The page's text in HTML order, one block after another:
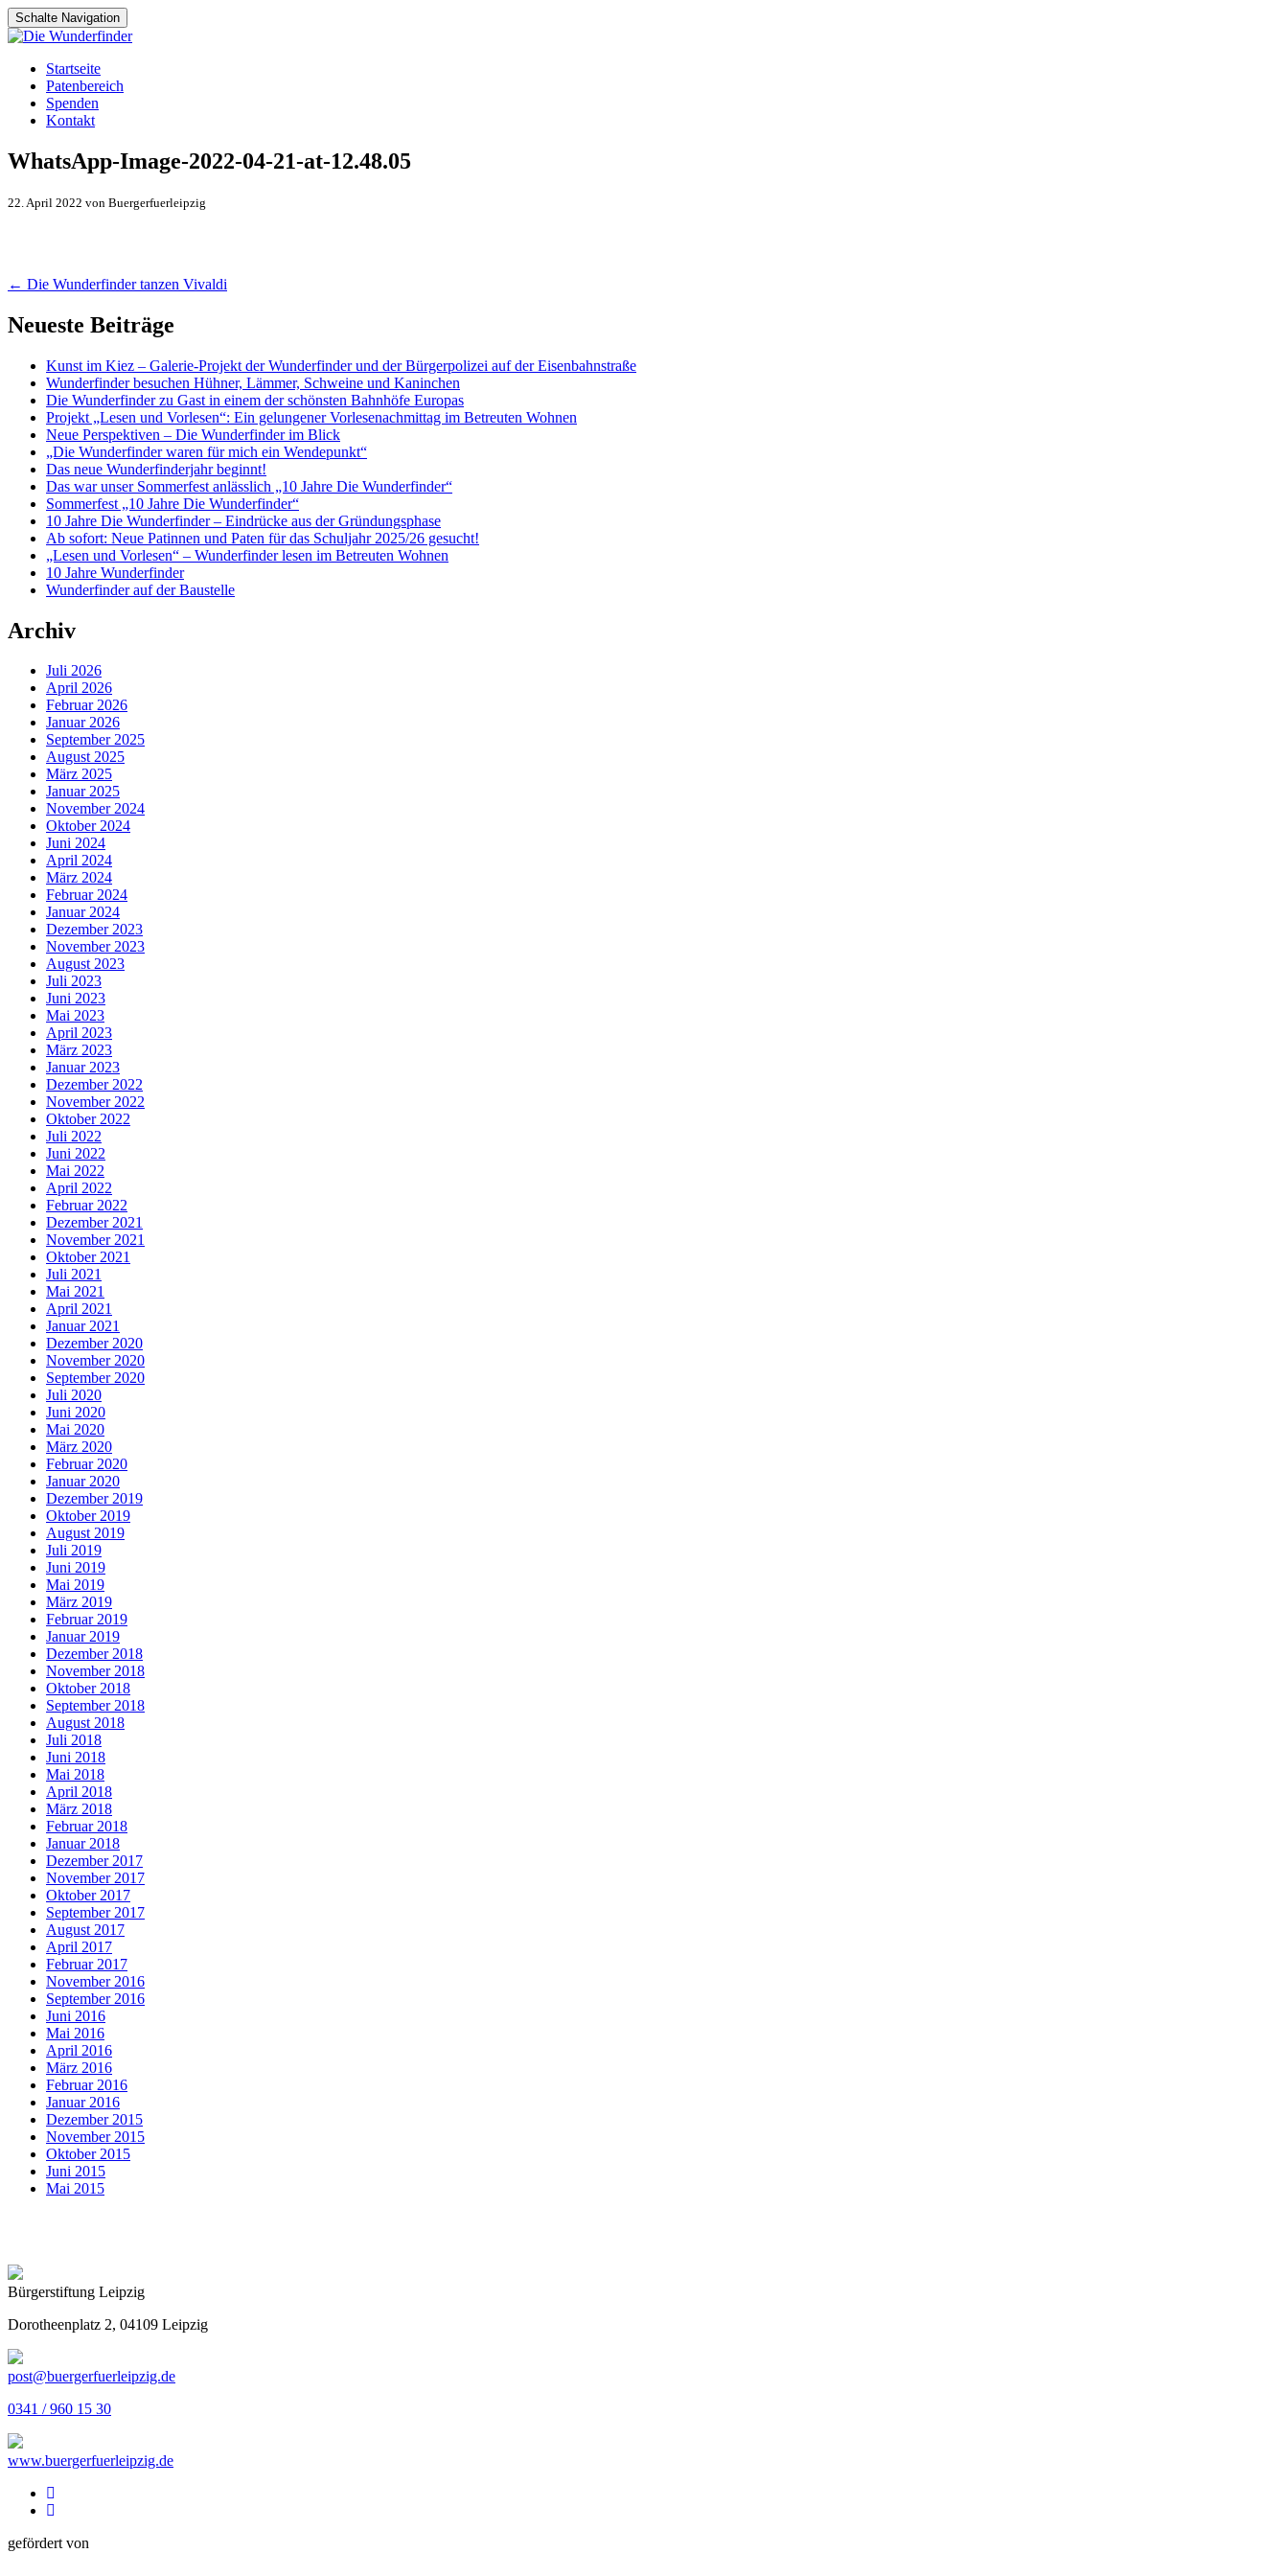
Schalte Navigation
Zum
Inhalt
springen
Startseite
Patenbereich
Spenden
Kontakt
WhatsApp-Image-2022-04-21-at-12.48.05
22. April 2022 von Buergerfuerleipzig
Artikel-
Navigation
← Die Wunderfinder tanzen Vivaldi
Neueste Beiträge
Kunst im Kiez – Galerie-Projekt der Wunderfinder und der Bürgerpolizei auf der Eisenbahnstraße
Wunderfinder besuchen Hühner, Lämmer, Schweine und Kaninchen
Die Wunderfinder zu Gast in einem der schönsten Bahnhöfe Europas
Projekt „Lesen und Vorlesen“: Ein gelungener Vorlesenachmittag im Betreuten Wohnen
Neue Perspektiven – Die Wunderfinder im Blick
„Die Wunderfinder waren für mich ein Wendepunkt“
Das neue Wunderfinderjahr beginnt!
Das war unser Sommerfest anlässlich „10 Jahre Die Wunderfinder“
Sommerfest „10 Jahre Die Wunderfinder“
10 Jahre Die Wunderfinder – Eindrücke aus der Gründungsphase
Ab sofort: Neue Patinnen und Paten für das Schuljahr 2025/26 gesucht!
„Lesen und Vorlesen“ – Wunderfinder lesen im Betreuten Wohnen
10 Jahre Wunderfinder
Wunderfinder auf der Baustelle
Archiv
Juli 2026
April 2026
Februar 2026
Januar 2026
September 2025
August 2025
März 2025
Januar 2025
November 2024
Oktober 2024
Juni 2024
April 2024
März 2024
Februar 2024
Januar 2024
Dezember 2023
November 2023
August 2023
Juli 2023
Juni 2023
Mai 2023
April 2023
März 2023
Januar 2023
Dezember 2022
November 2022
Oktober 2022
Juli 2022
Juni 2022
Mai 2022
April 2022
Februar 2022
Dezember 2021
November 2021
Oktober 2021
Juli 2021
Mai 2021
April 2021
Januar 2021
Dezember 2020
November 2020
September 2020
Juli 2020
Juni 2020
Mai 2020
März 2020
Februar 2020
Januar 2020
Dezember 2019
Oktober 2019
August 2019
Juli 2019
Juni 2019
Mai 2019
März 2019
Februar 2019
Januar 2019
Dezember 2018
November 2018
Oktober 2018
September 2018
August 2018
Juli 2018
Juni 2018
Mai 2018
April 2018
März 2018
Februar 2018
Januar 2018
Dezember 2017
November 2017
Oktober 2017
September 2017
August 2017
April 2017
Februar 2017
November 2016
September 2016
Juni 2016
Mai 2016
April 2016
März 2016
Februar 2016
Januar 2016
Dezember 2015
November 2015
Oktober 2015
Juni 2015
Mai 2015
Bürgerstiftung Leipzig
Dorotheenplatz 2, 04109 Leipzig
post@buergerfuerleipzig.de
0341 / 960 15 30
www.buergerfuerleipzig.de
gefördert von